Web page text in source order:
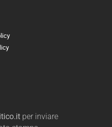
per inviare